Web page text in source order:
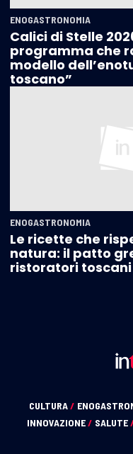
ENOGASTRONOMIA
Calici di Stelle
programma che
modello
toscano”
ENOGASTRONOMIA
Le ricette che
natura: il patto
ristoratori toscani
CULTURA/
INNOVAZIONE/ SALUTE